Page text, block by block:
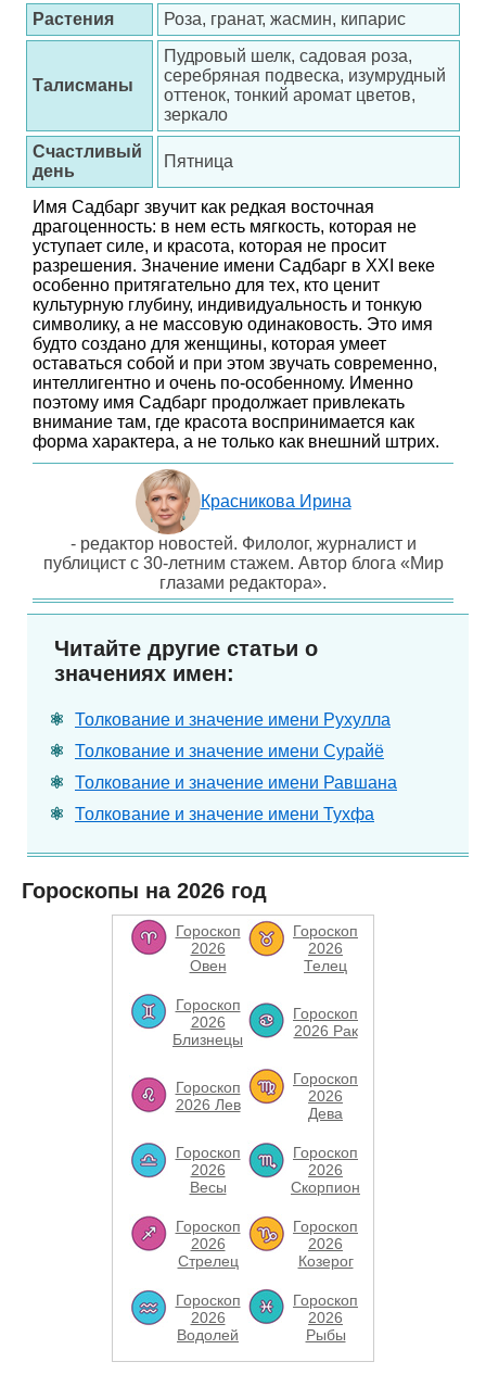
Растения Роза, гранат, жасмин, кипарис
Талисманы
Пудровый шелк, садовая роза,
серебряная подвеска, изумрудный
оттенок, тонкий аромат цветов,
зеркало
Счастливый
день
Пятница
Имя Садбарг звучит как редкая восточная
драгоценность: в нем есть мягкость, которая не
уступает силе, и красота, которая не просит
разрешения. Значение имени Садбарг в XXI веке
особенно притягательно для тех, кто ценит
культурную глубину, индивидуальность и тонкую
символику, а не массовую одинаковость. Это имя
будто создано для женщины, которая умеет
оставаться собой и при этом звучать современно,
интеллигентно и очень по-особенному. Именно
поэтому имя Садбарг продолжает привлекать
внимание там, где красота воспринимается как
форма характера, а не только как внешний штрих.
Красникова Ирина
- редактор новостей. Филолог, журналист и
публицист с 30-летним стажем. Автор блога «Мир
глазами редактора».
Читайте другие статьи о
значениях имен:
Толкование и значение имени Рухулла
Толкование и значение имени Сурайё
Толкование и значение имени Равшана
Толкование и значение имени Тухфа
Гороскопы на 2026 год
Гороскоп
2026
Овен
Гороскоп
2026
Телец
Гороскоп
2026
Близнецы
Гороскоп
2026 Рак
Гороскоп
2026 Лев
Гороскоп
2026
Дева
Гороскоп
2026
Весы
Гороскоп
2026
Скорпион
Гороскоп
2026
Стрелец
Гороскоп
2026
Козерог
Гороскоп
2026
Водолей
Гороскоп
2026
Рыбы